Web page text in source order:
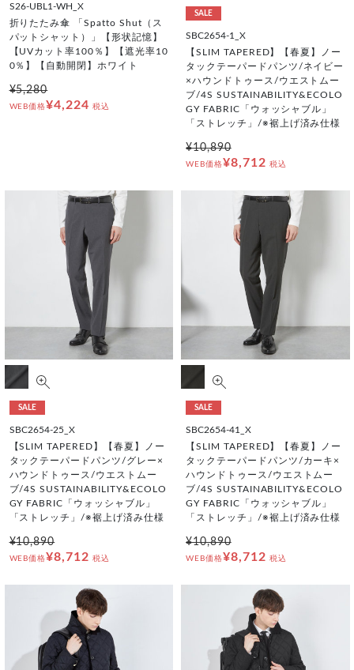
S26-UBL1-WH_X
折りたたみ傘 「Spatto Shut（ス
パットシャット）」【形状記憶】
【UVカット率100％】【遮光率10
0％】【自動開閉】ホワイト
¥5,280
WEB価格¥4,224 税込
SALE
SBC2654-1_X
【SLIM TAPERED】【春夏】ノー
タックテーパードパンツ/ネイビー
×ハウンドトゥース/ウエストムー
ブ/4S SUSTAINABILITY&ECOLO
GY FABRIC「ウォッシャブル」
「ストレッチ」/※裾上げ済み仕様
¥10,890
WEB価格¥8,712 税込
SALE
SBC2654-25_X
【SLIM TAPERED】【春夏】ノー
タックテーパードパンツ/グレー×
ハウンドトゥース/ウエストムー
ブ/4S SUSTAINABILITY&ECOLO
GY FABRIC「ウォッシャブル」
「ストレッチ」/※裾上げ済み仕様
¥10,890
WEB価格¥8,712 税込
SALE
SBC2654-41_X
【SLIM TAPERED】【春夏】ノー
タックテーパードパンツ/カーキ×
ハウンドトゥース/ウエストムー
ブ/4S SUSTAINABILITY&ECOLO
GY FABRIC「ウォッシャブル」
「ストレッチ」/※裾上げ済み仕様
¥10,890
WEB価格¥8,712 税込